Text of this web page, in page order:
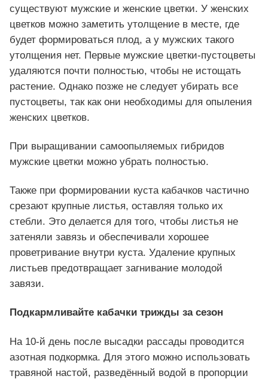
существуют мужские и женские цветки. У женских
цветков можно заметить утолщение в месте, где
будет формироваться плод, а у мужских такого
утолщения нет. Первые мужские цветки-пустоцветы
удаляются почти полностью, чтобы не истощать
растение. Однако позже не следует убирать все
пустоцветы, так как они необходимы для опыления
женских цветков.
При выращивании самоопыляемых гибридов
мужские цветки можно убрать полностью.
Также при формировании куста кабачков частично
срезают крупные листья, оставляя только их
стебли. Это делается для того, чтобы листья не
затеняли завязь и обеспечивали хорошее
проветривание внутри куста. Удаление крупных
листьев предотвращает загнивание молодой
завязи.
Подкармливайте кабачки трижды за сезон
На 10-й день после высадки рассады проводится
азотная подкормка. Для этого можно использовать
травяной настой, разведённый водой в пропорции